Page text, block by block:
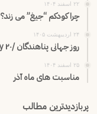
۲۲ اسفند ۱۴۰۴
چرا کودکم “جیغ” می زند؟
۲۴ اردیبهشت ۱۴۰۵
روز جهانی پناهندگان /۲۰ January
۲۵ اسفند ۱۴۰۴
مناسبت های ماه آذر
پربازدیدترین مطالب